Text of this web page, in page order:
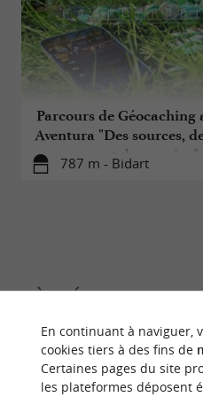
80€ en haute
septembre)
70€ en basse
L’activité se pratiquer à
BSR.
Parcours de Géocaching
Aventura "Des sources,
et des marins"
787 m - Bidart
À DÉCOUVRIR
Découvrir
En continuant à naviguer,
cookies tiers à des fins de
Certaines pages du site
les plateformes déposent